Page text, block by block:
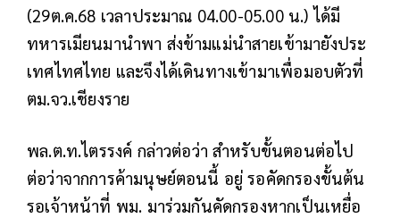
(29ต.ค.68 เวลาประมาณ 04.00-05.00 น.) ได้มี
ทหารเมียนมานำพา ส่งข้ามแม่นำสายเข้ามายังประ
เทศไทศไทย และจึงได้เดินทางเข้ามาเพื่อมอบตัวที่
ตม.จว.เชียงราย
พล.ต.ท.ไตรรงค์ กล่าวต่อว่า สำหรับขั้นตอนต่อไป
ต่อว่าจากการค้ามนุษย์ตอนนี้ อยู่ รอคัดกรองขั้นต้น
รอเจ้าหน้าที่ พม. มาร่วมกันคัดกรองหากเป็นเหยื่อ